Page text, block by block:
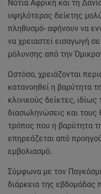
Νότια Αφρική και τη
υψηλότερος δείκτης
πληθυσμό- αφήνουν να
να χρειαστεί εισαγωγή
μόλυνσης από την
Ωστόσο, χρειάζονται
κατανοηθεί η βαρύτητα
κλινικούς δείκτες,
διασωληνώσεις και τους
τρόπος που η βαρύτητα
επηρεάζεται από
εμβολιασμό.
Σύμφωνα με τον
διάρκεια της